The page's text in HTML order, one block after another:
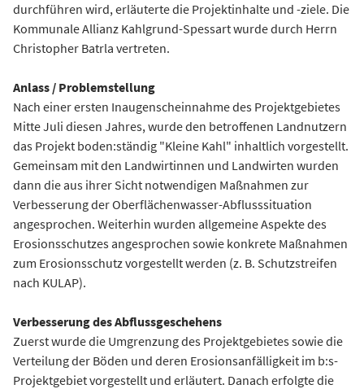
durchführen wird, erläuterte die Projektinhalte und -ziele. Die
Kommunale Allianz Kahlgrund­-Spessart wurde durch Herrn
Christopher Batrla vertreten.
Anlass / Problemstellung
Nach einer ersten Inaugenscheinnahme des Projektgebietes
Mitte Juli diesen Jahres, wurde den betroffenen Landnutzern
das Projekt boden:ständig "Kleine Kahl" inhaltlich vorgestellt.
Gemeinsam mit den Landwirtinnen und Landwirten wurden
dann die aus ihrer Sicht notwendigen Maßnahmen zur
Verbesserung der Oberflächenwasser-­Abflusssituation
angesprochen. Weiterhin wurden allgemeine Aspekte des
Erosionsschutzes angesprochen sowie konkrete Maßnahmen
zum Erosionsschutz vorgestellt werden (z. B. Schutzstreifen
nach KULAP).
Verbesserung des Abflussgeschehens
Zuerst wurde die Umgrenzung des Projektgebietes sowie die
Verteilung der Böden und deren Erosionsanfälligkeit im b:s­-
Projektgebiet vorgestellt und erläutert. Danach erfolgte die